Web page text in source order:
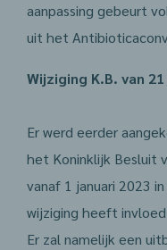
aanpassing gebeurt
uit het
Wijziging K.B. van
Er werd eerder
het Koninklijk Besluit
vanaf 1 januari 2023
wijziging heeft
Er zal namelijk een